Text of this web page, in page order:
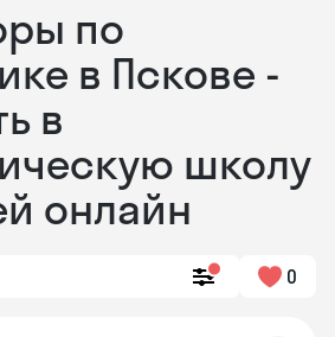
по
в Пскове -
в
школу
онлайн
0